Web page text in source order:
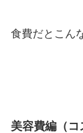
食費だとこん
美容費編（コ